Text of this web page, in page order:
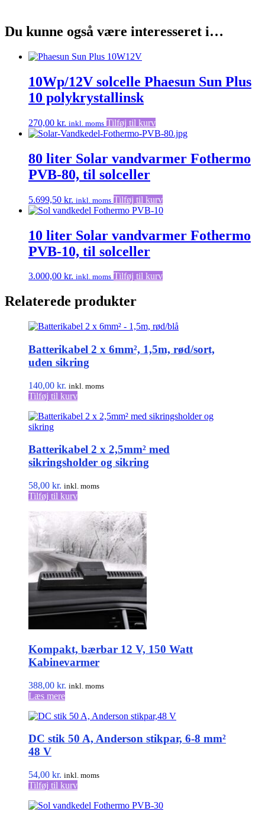
Du kunne også være interesseret i…
10Wp/12V solcelle Phaesun Sun Plus
10 polykrystallinsk
270,00 kr. inkl. moms Tilføj til kurv
80 liter Solar vandvarmer Fothermo
PVB-80, til solceller
5.699,50 kr. inkl. moms Tilføj til kurv
10 liter Solar vandvarmer Fothermo
PVB-10, til solceller
3.000,00 kr. inkl. moms Tilføj til kurv
Relaterede produkter
Batterikabel 2 x 6mm², 1,5m, rød/sort,
uden sikring
140,00 kr. inkl. moms
Tilføj til kurv
Batterikabel 2 x 2,5mm² med
sikringsholder og sikring
58,00 kr. inkl. moms
Tilføj til kurv
Kompakt, bærbar 12 V, 150 Watt
Kabinevarmer
388,00 kr. inkl. moms
Læs mere
DC stik 50 A, Anderson stikpar, 6-8 mm²
48 V
54,00 kr. inkl. moms
Tilføj til kurv